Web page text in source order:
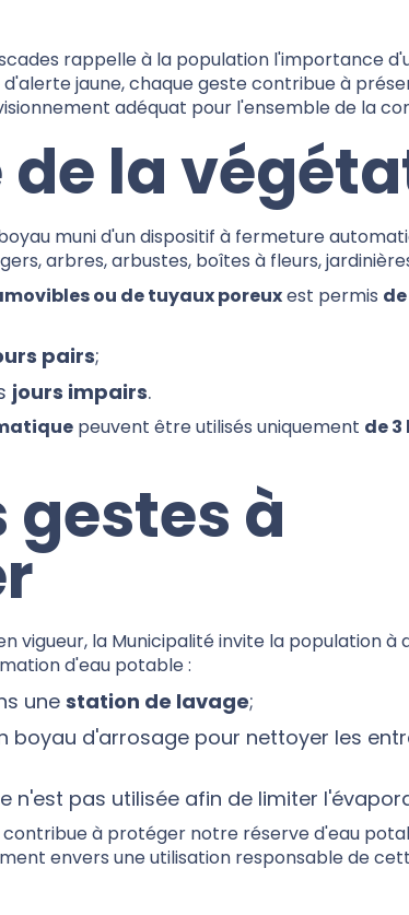
rappelle à la population l'importance
jaune, chaque geste contribue à
adéquat pour l'ensemble de la
la
muni d'un dispositif à fermeture
arbres, arbustes, boîtes à fleurs,
ou de tuyaux poreuxest permis
pairs;
jours impairs.
peuvent être utilisés uniquement de 3
gestes à
vigueur, la Municipalité invite la population à
d'eau potable :
une station de lavage;
boyau d'arrosage pour nettoyer les
n'est pas utilisée afin de limiter
contribue à protéger notre réserve d'eau
envers une utilisation responsable de